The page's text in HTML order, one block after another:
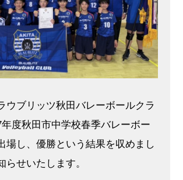
ウブリッツ秋田バレーボールクラ
度秋田市中学校春季バレーボー
場し、優勝という結果を収めまし
らせいたします。